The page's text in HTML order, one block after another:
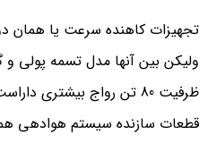
تجهیزات کاهنده سرعت یا همان
ولیکن بین آنها مدل تسمه پولی
ظرفیت 80 تن رواج
قطعات سازنده سیستم هوادهی